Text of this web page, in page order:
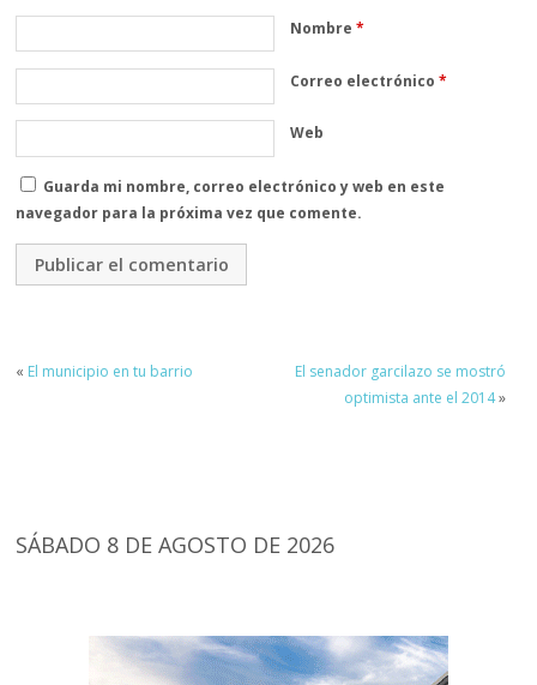
Nombre*
Correo electrónico*
Web
Guarda mi nombre, correo electrónico y web en este
navegador para la próxima vez que comente.
« El municipio en tu barrio
El senador garcilazo se mostró
optimista ante el 2014»
SÁBADO 8 DE AGOSTO DE 2026